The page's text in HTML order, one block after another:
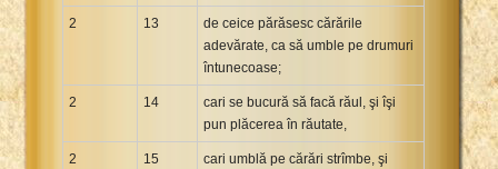
2 13
de ceice părăsesc cărările
adevărate, ca să umble pe drumuri
întunecoase;
2 14
cari se bucură să facă răul, şi îşi
pun plăcerea în răutate,
2 15
cari umblă pe cărări strîmbe, şi